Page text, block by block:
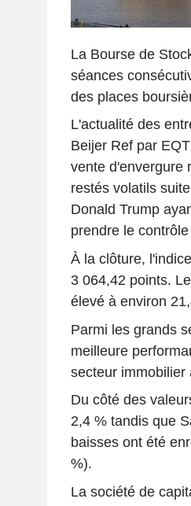
La Bourse de
séances
des places
L'actualité des
Beijer Ref par
vente d'envergure
restés volatils
Donald Trump
prendre le
À la clôture,
3 064,42 points.
élevé à environ
Parmi les grands
meilleure
secteur immobilier
Du côté des
2,4 % tandis que
baisses ont été
%).
La société de